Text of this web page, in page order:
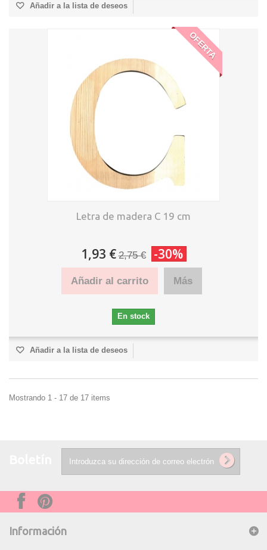
Añadir a la lista de deseos
OFERTA
Letra de madera C 19 cm
1,93 € 2,75 € -30%
Añadir al carrito Más
En stock
Añadir a la lista de deseos
Mostrando 1 - 17 de 17 items
Información